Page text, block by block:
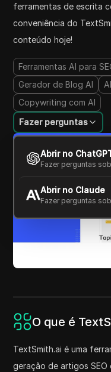
ferramentas de escrita
conveniência do
conteúdo hoje!
Ferramentas AI para
Gerador de Blog AI
Copywriting com AI
Fazer perguntas
Abrir no
Fazer perguntas
Abrir no Claude
Fazer perguntas
O que é
TextSmith.ai é uma
geração de artigos